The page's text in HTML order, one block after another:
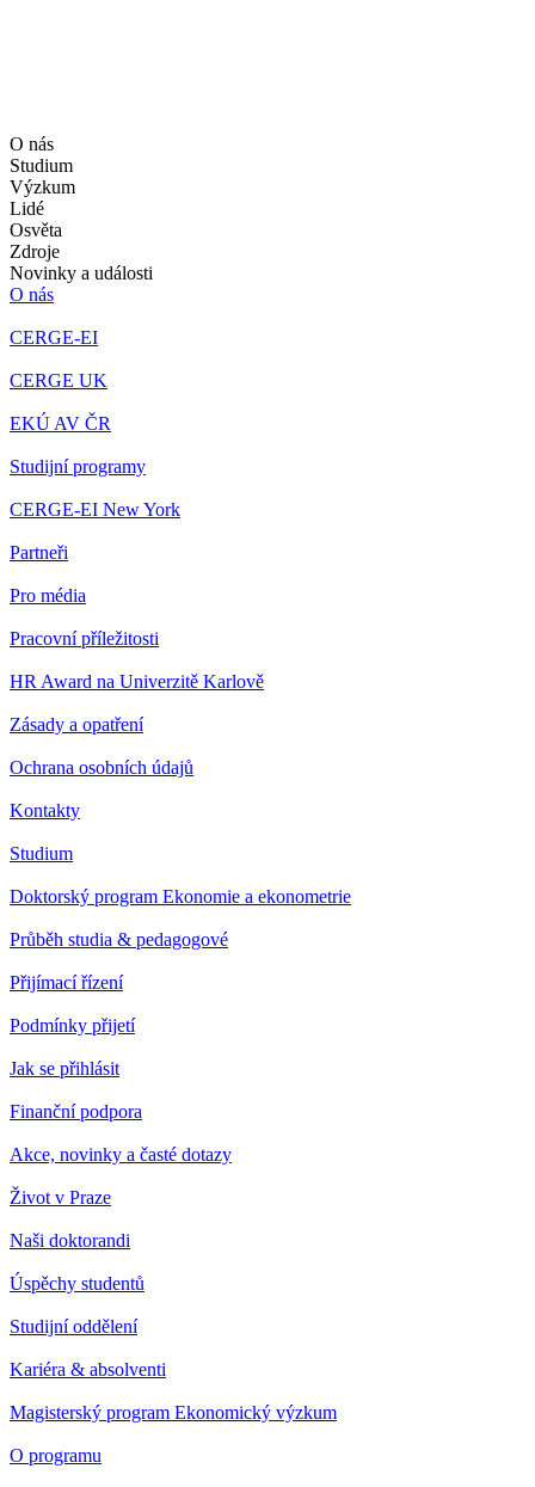
O nás
Studium
Výzkum
Lidé
Osvěta
Zdroje
Novinky a události
O nás
CERGE-EI
CERGE UK
EKÚ AV ČR
Studijní programy
CERGE-EI New York
Partneři
Pro média
Pracovní příležitosti
HR Award na Univerzitě Karlově
Zásady a opatření
Ochrana osobních údajů
Kontakty
Studium
Doktorský program Ekonomie a ekonometrie
Průběh studia & pedagogové
Přijímací řízení
Podmínky přijetí
Jak se přihlásit
Finanční podpora
Akce, novinky a časté dotazy
Život v Praze
Naši doktorandi
Úspěchy studentů
Studijní oddělení
Kariéra & absolventi
Magisterský program Ekonomický výzkum
O programu